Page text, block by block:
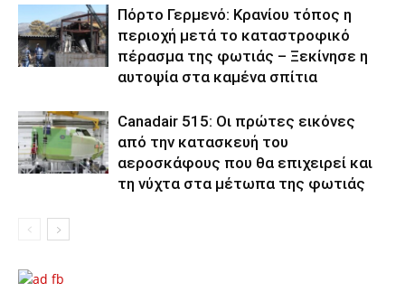
Πόρτο Γερμενό: Κρανίου τόπος η
περιοχή μετά το καταστροφικό
πέρασμα της φωτιάς – Ξεκίνησε η
αυτοψία στα καμένα σπίτια
Canadair 515: Οι πρώτες εικόνες
από την κατασκευή του
αεροσκάφους που θα επιχειρεί και
τη νύχτα στα μέτωπα της φωτιάς